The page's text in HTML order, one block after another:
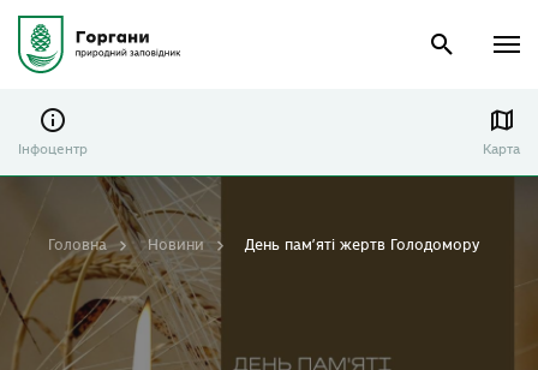
Інфоцентр Карта
Головна Новини День пам’яті жертв Голодомору